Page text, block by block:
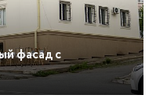
фасад с